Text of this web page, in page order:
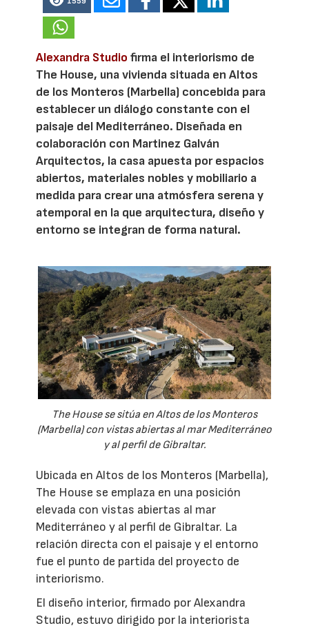
Alexandra Studio firma el interiorismo de
The House, una vivienda situada en Altos
de los Monteros (Marbella) concebida para
establecer un diálogo constante con el
paisaje del Mediterráneo. Diseñada en
colaboración con Martinez Galván
Arquitectos, la casa apuesta por espacios
abiertos, materiales nobles y mobiliario a
medida para crear una atmósfera serena y
atemporal en la que arquitectura, diseño y
entorno se integran de forma natural.
The House se sitúa en Altos de los Monteros
(Marbella) con vistas abiertas al mar Mediterráneo
y al perfil de Gibraltar.
Ubicada en Altos de los Monteros (Marbella),
The House se emplaza en una posición
elevada con vistas abiertas al mar
Mediterráneo y al perfil de Gibraltar. La
relación directa con el paisaje y el entorno
fue el punto de partida del proyecto de
interiorismo.
El diseño interior, firmado por Alexandra
Studio, estuvo dirigido por la interiorista